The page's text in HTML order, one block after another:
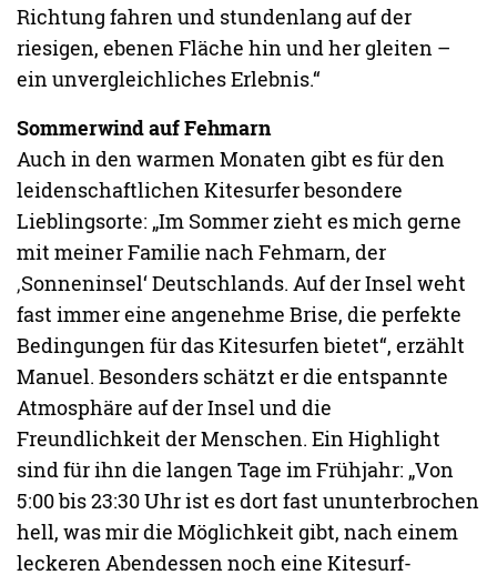
Richtung fahren und stundenlang auf der
riesigen, ebenen Fläche hin und her gleiten –
ein unvergleichliches Erlebnis.“
Sommerwind auf Fehmarn
Auch in den warmen Monaten gibt es für den
leidenschaftlichen Kitesurfer besondere
Lieblingsorte: „Im Sommer zieht es mich gerne
mit meiner Familie nach Fehmarn, der
‚Sonneninsel‘ Deutschlands. Auf der Insel weht
fast immer eine angenehme Brise, die perfekte
Bedingungen für das Kitesurfen bietet“, erzählt
Manuel. Besonders schätzt er die entspannte
Atmosphäre auf der Insel und die
Freundlichkeit der Menschen. Ein Highlight
sind für ihn die langen Tage im Frühjahr: „Von
5:00 bis 23:30 Uhr ist es dort fast ununterbrochen
hell, was mir die Möglichkeit gibt, nach einem
leckeren Abendessen noch eine Kitesurf-